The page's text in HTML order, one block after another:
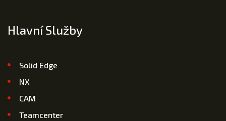
Hlavní Služby
Solid Edge
NX
CAM
Teamcenter